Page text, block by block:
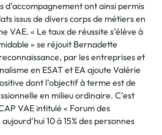
d’accompagnement ont ainsi permis
issus de divers corps de métiers en
VAE. « Le taux de réussite s’élève à
» se réjouit Bernadette
par les entreprises et
en ESAT et EA ajoute Valérie
dont l’objectif à terme est de
en milieu ordinaire. C’est
VAE intitulé « Forum des
10 à 15% des personnes